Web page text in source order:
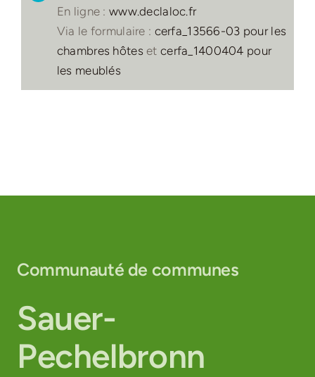
En ligne : www.declaloc.fr
Via le formulaire : cerfa_13566-03 pour les
chambres hôtes et cerfa_1400404 pour
les meublés
Communauté de communes
Sauer-
Pechelbronn